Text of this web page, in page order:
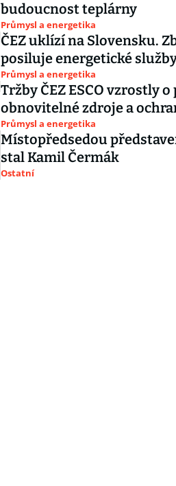
budoucnost teplárny
Průmysl a energetika
ČEZ uklízí na Slovensku.
posiluje energetické
Průmysl a energetika
Tržby ČEZ ESCO vzrostly
obnovitelné zdroje a
Průmysl a energetika
Místopředsedou
stal Kamil Čermák
Ostatní